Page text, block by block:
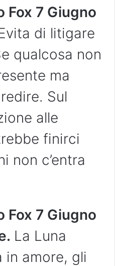
Fox 7 Giugno
di litigare
qualcosa non
ma
Sul
alle
finirci
non c’entra
Fox 7 Giugno
La Luna
in amore, gli